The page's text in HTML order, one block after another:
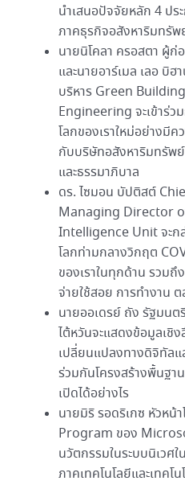
นำเสนอปัจจัยหลัก 4 ปร
ภาคธุรกิจอสังหาริมทรัพ
นายนิโคลา ครอสตา ผู้ก่
และนายอาร์เมล เลอ บิ
บริหาร Green
Engineering จะเข้าร่ว
โลกของเราใหม่อย่างมี
กับบริษัทอสังหาริมทรัพ
และธรรมาภิบาล
ดร. ไซมอน บัปติสต์
Managing Director
Intelligence Unit จะก
โลกท่ามกลางวิกฤต
ของเราในทุกด้าน รวม
จ่ายใช้สอย การทำงาน
นายออเดรย์ ถัง รัฐมนต
ไต้หวันจะแสดงข้อมูลเชิ
เปลี่ยนแปลงทางดิจิทัลแ
ร่วมกันโครงสร้างพื้นฐ
เปิดได้อย่างไร
นายมิริ รอดริเกซ หัวห
Program ของ
นวัตกรรมในระบบนิเวศ
ภาคเทคโนโลยีและเทคโน